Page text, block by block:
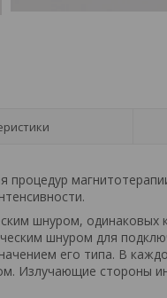
процедур
шнуром,
шнуром для
его типа. В
Излучающие стороны